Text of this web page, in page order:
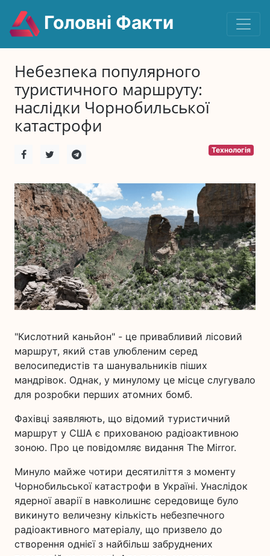
Головні Факти
Небезпека популярного
туристичного маршруту:
наслідки Чорнобильської
катастрофи
Технологія
"Кислотний каньйон" - це привабливий лісовий
маршрут, який став улюбленим серед
велосипедистів та шанувальників піших
мандрівок. Однак, у минулому це місце слугувало
для розробки перших атомних бомб.
Фахівці заявляють, що відомий туристичний
маршрут у США є прихованою радіоактивною
зоною. Про це повідомляє видання The Mirror.
Минуло майже чотири десятиліття з моменту
Чорнобильської катастрофи в Україні. Унаслідок
ядерної аварії в навколишнє середовище було
викинуто величезну кількість небезпечного
радіоактивного матеріалу, що призвело до
створення однієї з найбільш забруднених